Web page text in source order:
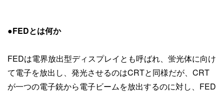
●FEDとは何か
FEDは電界放出型ディスプレイとも呼ばれ、蛍光体に向け
て電子を放出し、発光させるのはCRTと同様だが、CRT
が一つの電子銃から電子ビームを放出するのに対し、FED